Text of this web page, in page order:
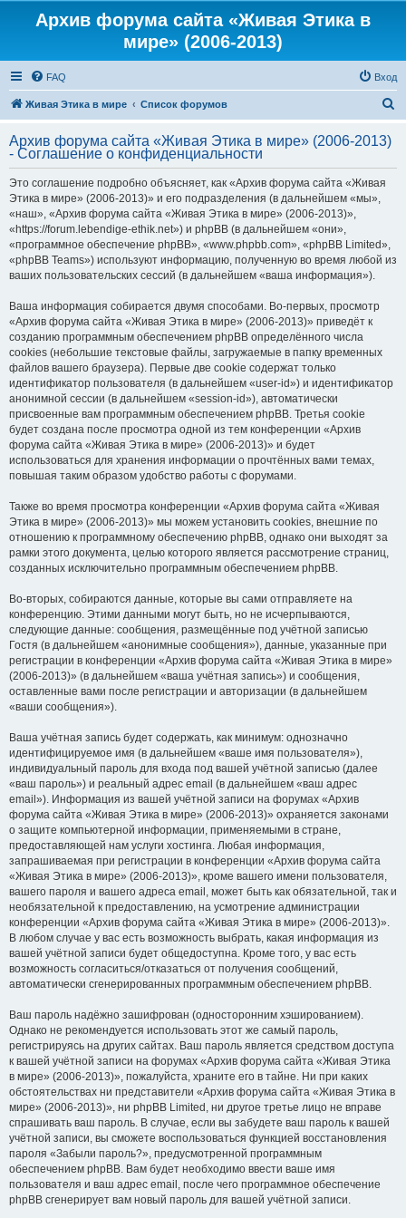
Архив форума сайта «Живая Этика в
мире» (2006-2013)
FAQ Вход
Живая Этика в мире Список форумов
с
Архив форума сайта «Живая Этика в мире» (2006-2013)
- Соглашение о конфиденциальности
Это соглашение подробно объясняет, как «Архив форума сайта «Живая
Этика в мире» (2006-2013)» и его подразделения (в дальнейшем «мы»,
«наш», «Архив форума сайта «Живая Этика в мире» (2006-2013)»,
«https://forum.lebendige-ethik.net») и phpBB (в дальнейшем «они»,
«программное обеспечение phpBB», «www.phpbb.com», «phpBB Limited»,
«phpBB Teams») используют информацию, полученную во время любой из
ваших пользовательских сессий (в дальнейшем «ваша информация»).
Ваша информация собирается двумя способами. Во-первых, просмотр
«Архив форума сайта «Живая Этика в мире» (2006-2013)» приведёт к
созданию программным обеспечением phpBB определённого числа
cookies (небольшие текстовые файлы, загружаемые в папку временных
файлов вашего браузера). Первые две cookie содержат только
идентификатор пользователя (в дальнейшем «user-id») и идентификатор
анонимной сессии (в дальнейшем «session-id»), автоматически
присвоенные вам программным обеспечением phpBB. Третья cookie
будет создана после просмотра одной из тем конференции «Архив
форума сайта «Живая Этика в мире» (2006-2013)» и будет
использоваться для хранения информации о прочтённых вами темах,
повышая таким образом удобство работы с форумами.
Также во время просмотра конференции «Архив форума сайта «Живая
Этика в мире» (2006-2013)» мы можем установить cookies, внешние по
отношению к программному обеспечению phpBB, однако они выходят за
рамки этого документа, целью которого является рассмотрение страниц,
созданных исключительно программным обеспечением phpBB.
Во-вторых, собираются данные, которые вы сами отправляете на
конференцию. Этими данными могут быть, но не исчерпываются,
следующие данные: сообщения, размещённые под учётной записью
Гостя (в дальнейшем «анонимные сообщения»), данные, указанные при
регистрации в конференции «Архив форума сайта «Живая Этика в мире»
(2006-2013)» (в дальнейшем «ваша учётная запись») и сообщения,
оставленные вами после регистрации и авторизации (в дальнейшем
«ваши сообщения»).
Ваша учётная запись будет содержать, как минимум: однозначно
идентифицируемое имя (в дальнейшем «ваше имя пользователя»),
индивидуальный пароль для входа под вашей учётной записью (далее
«ваш пароль») и реальный адрес email (в дальнейшем «ваш адрес
email»). Информация из вашей учётной записи на форумах «Архив
форума сайта «Живая Этика в мире» (2006-2013)» охраняется законами
о защите компьютерной информации, применяемыми в стране,
предоставляющей нам услуги хостинга. Любая информация,
запрашиваемая при регистрации в конференции «Архив форума сайта
«Живая Этика в мире» (2006-2013)», кроме вашего имени пользователя,
вашего пароля и вашего адреса email, может быть как обязательной, так и
необязательной к предоставлению, на усмотрение администрации
конференции «Архив форума сайта «Живая Этика в мире» (2006-2013)».
В любом случае у вас есть возможность выбрать, какая информация из
вашей учётной записи будет общедоступна. Кроме того, у вас есть
возможность согласиться/отказаться от получения сообщений,
автоматически сгенерированных программным обеспечением phpBB.
Ваш пароль надёжно зашифрован (односторонним хэшированием).
Однако не рекомендуется использовать этот же самый пароль,
регистрируясь на других сайтах. Ваш пароль является средством доступа
к вашей учётной записи на форумах «Архив форума сайта «Живая Этика
в мире» (2006-2013)», пожалуйста, храните его в тайне. Ни при каких
обстоятельствах ни представители «Архив форума сайта «Живая Этика в
мире» (2006-2013)», ни phpBB Limited, ни другое третье лицо не вправе
спрашивать ваш пароль. В случае, если вы забудете ваш пароль к вашей
учётной записи, вы сможете воспользоваться функцией восстановления
пароля «Забыли пароль?», предусмотренной программным
обеспечением phpBB. Вам будет необходимо ввести ваше имя
пользователя и ваш адрес email, после чего программное обеспечение
phpBB сгенерирует вам новый пароль для вашей учётной записи.